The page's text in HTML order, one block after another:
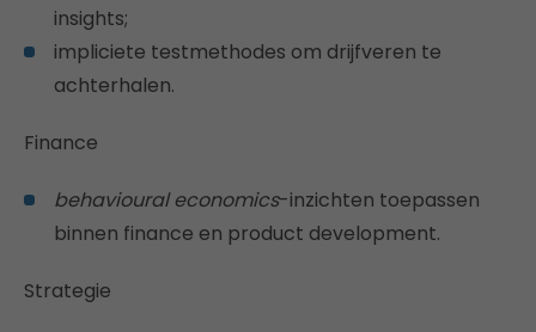
insights;
impliciete testmethodes om drijfveren te
achterhalen.
Finance
behavioural economics-inzichten toepassen
binnen finance en product development.
Strategie